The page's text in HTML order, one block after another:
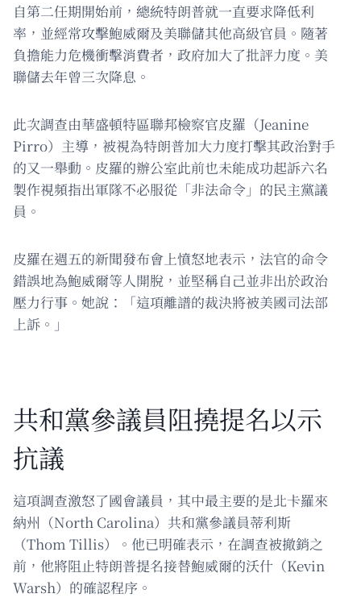
自第二任期開始前，總統特朗普就一直要求降低利
率，並經常攻擊鮑威爾及美聯儲其他高級官員。隨著
負擔能力危機衝擊消費者，政府加大了批評力度。美
聯儲去年曾三次降息。
此次調查由華盛頓特區聯邦檢察官皮羅（Jeanine
Pirro）主導，被視為特朗普加大力度打擊其政治對手
的又一舉動。皮羅的辦公室此前也未能成功起訴六名
製作視頻指出軍隊不必服從「非法命令」的民主黨議
員。
皮羅在週五的新聞發布會上憤怒地表示，法官的命令
錯誤地為鮑威爾等人開脫，並堅稱自己並非出於政治
壓力行事。她說：「這項離譜的裁決將被美國司法部
上訴。」
共和黨參議員阻撓提名以示
抗議
這項調查激怒了國會議員，其中最主要的是北卡羅來
納州（North Carolina）共和黨參議員蒂利斯
（Thom Tillis）。他已明確表示，在調查被撤銷之
前，他將阻止特朗普提名接替鮑威爾的沃什（Kevin
Warsh）的確認程序。